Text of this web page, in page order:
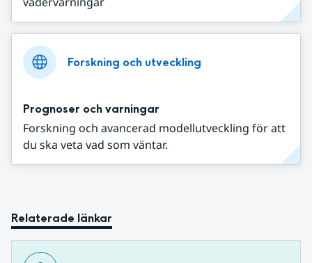
Forskning och utveckling
Prognoser och varningar
Forskning och avancerad modellutveckling för att
du ska veta vad som väntar.
Relaterade länkar